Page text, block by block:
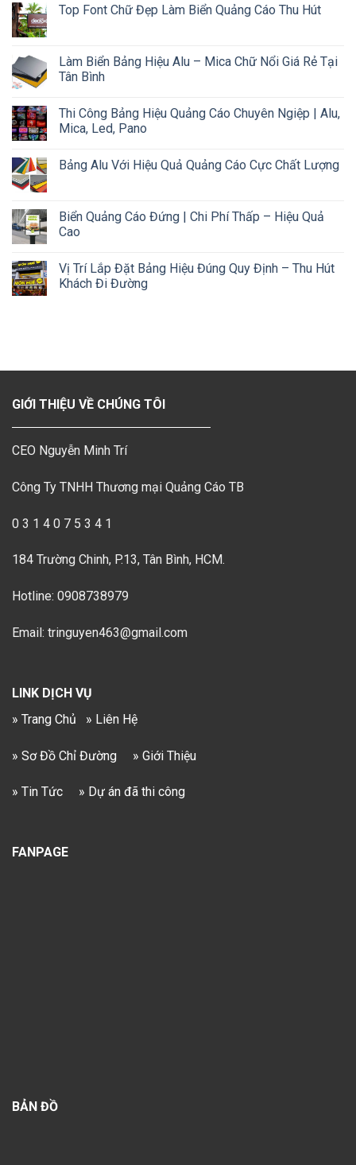
Top Font Chữ Đẹp Làm Biển Quảng Cáo Thu Hút
Làm Biển Bảng Hiệu Alu – Mica Chữ Nổi Giá Rẻ Tại
Tân Bình
Thi Công Bảng Hiệu Quảng Cáo Chuyên Ngiệp | Alu,
Mica, Led, Pano
Bảng Alu Với Hiệu Quả Quảng Cáo Cực Chất Lượng
Biển Quảng Cáo Đứng | Chi Phí Thấp – Hiệu Quả
Cao
Vị Trí Lắp Đặt Bảng Hiệu Đúng Quy Định – Thu Hút
Khách Đi Đường
GIỚI THIỆU VỀ CHÚNG TÔI
CEO Nguyễn Minh Trí
Công Ty TNHH Thương mại Quảng Cáo TB
0 3 1 4 0 7 5 3 4 1
184 Trường Chinh, P.13, Tân Bình, HCM.
Hotline: 0908738979
Email: tringuyen463@gmail.com
LINK DỊCH VỤ
» Trang Chủ
» Liên Hệ
» Sơ Đồ Chỉ Đường » Giới Thiệu
» Tin Tức » Dự án đã thi công
FANPAGE
BẢN ĐỒ